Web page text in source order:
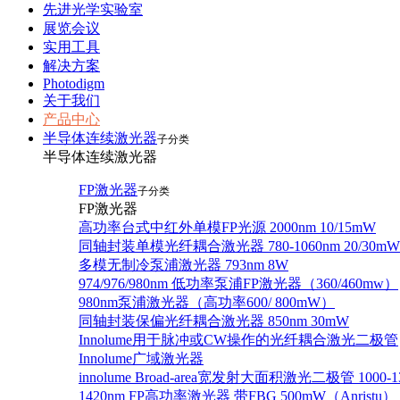
先进光学实验室
展览会议
实用工具
解决方案
Photodigm
关于我们
产品中心
半导体连续激光器子分类
半导体连续激光器
FP激光器子分类
FP激光器
高功率台式中红外单模FP光源 2000nm 10/15mW
同轴封装单模光纤耦合激光器 780-1060nm 20/30mW
多模无制冷泵浦激光器 793nm 8W
974/976/980nm 低功率泵浦FP激光器（360/460mw）
980nm泵浦激光器（高功率600/ 800mW）
同轴封装保偏光纤耦合激光器 850nm 30mW
Innolume用于脉冲或CW操作的光纤耦合激光二极管
Innolume广域激光器
innolume Broad-area宽发射大面积激光二极管 1000-
1420nm FP高功率激光器 带FBG 500mW（Anristu）